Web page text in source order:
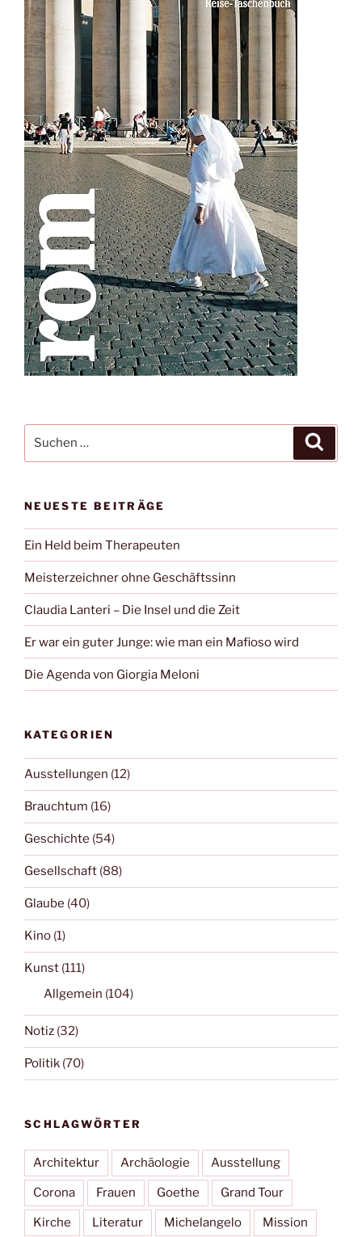
nach:
NEUESTE BEITRÄGE
Ein Held beim Therapeuten
Meisterzeichner ohne Geschäftssinn
Claudia Lanteri – Die Insel und die Zeit
Er war ein guter Junge: wie man ein Mafioso wird
Die Agenda von Giorgia Meloni
KATEGORIEN
Ausstellungen (12)
Brauchtum (16)
Geschichte (54)
Gesellschaft (88)
Glaube (40)
Kino (1)
Kunst (111)
Allgemein (104)
Notiz (32)
Politik (70)
SCHLAGWÖRTER
Architektur Archäologie Ausstellung
Corona Frauen Goethe Grand Tour
Kirche Literatur Michelangelo Mission